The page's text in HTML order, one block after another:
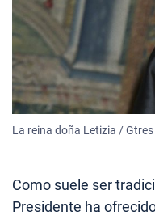
La reina doña Letizia / Gtres
Como suele ser
Presidente ha